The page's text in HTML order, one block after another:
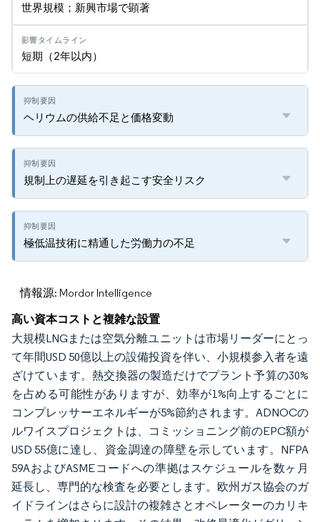
世界規模；新興市場で顕著
短期（2年以内）
ヘリウムの供給不足と価格変動
規制上の遅延を引き起こす安全リスク
極低温技術に精通した労働力の不足
情報源: Mordor Intelligence
高い資本コストと複雑な設置
大規模LNGまたは空気分離ユニットは市場リーダーにとっ
て年間USD 50億以上の設備投資を伴い、小規模参入者を遠
ざけています。熱交換器の製造だけでプラント予算の30%
を占める可能性がありますが、効率が1%向上するごとに
コンプレッサーエネルギーが5%節約されます。ADNOCの
ルワイスプロジェクトは、コミッショニング前のEPC額が
USD 55億に達し、資金調達の障壁を示しています。NFPA
59AおよびASMEコードへの準拠はスケジュールを数ヶ月
延長し、専門的な検査を必要とします。欧州ガス協会のガ
イドラインはさらに設計の複雑さとオペレーターのカリキ